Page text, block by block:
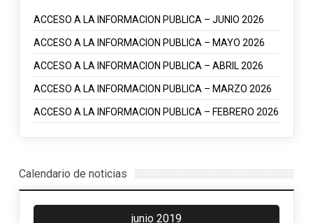
ACCESO A LA INFORMACION PUBLICA – JUNIO 2026
ACCESO A LA INFORMACION PUBLICA – MAYO 2026
ACCESO A LA INFORMACION PUBLICA – ABRIL 2026
ACCESO A LA INFORMACION PUBLICA – MARZO 2026
ACCESO A LA INFORMACION PUBLICA – FEBRERO 2026
Calendario de noticias
junio 2019